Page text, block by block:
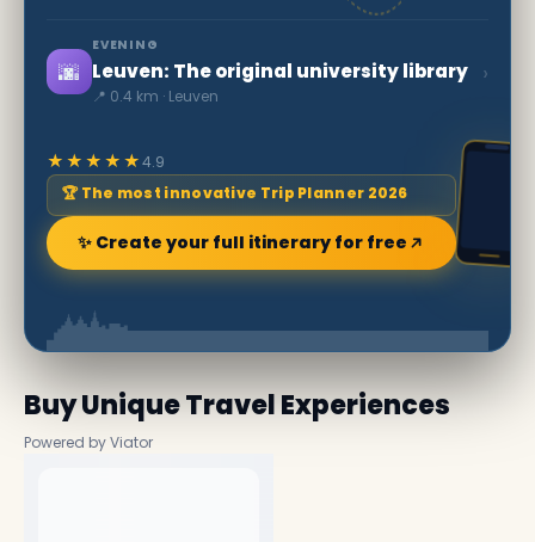
🌆
EVENING
Leuven: The original university library
📍 0.4 km · Leuven
›
★★★★★4.9
🏆 The most innovative Trip Planner 2026
✨ Create your full itinerary for free
Buy Unique Travel Experiences
Powered by Viator